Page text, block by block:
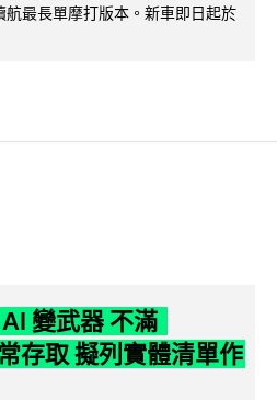
最長單摩打版本。新車即日起於
變武器 不滿
存取 擬列實體清單作